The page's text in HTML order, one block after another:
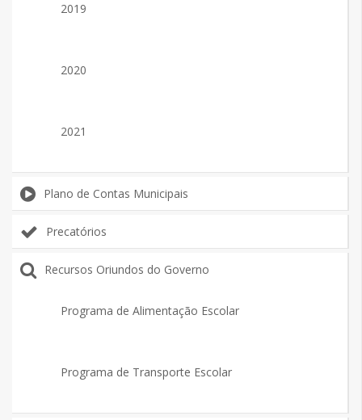
2019
2020
2021
Plano de Contas Municipais
Precatórios
Recursos Oriundos do Governo
Programa de Alimentação Escolar
Programa de Transporte Escolar